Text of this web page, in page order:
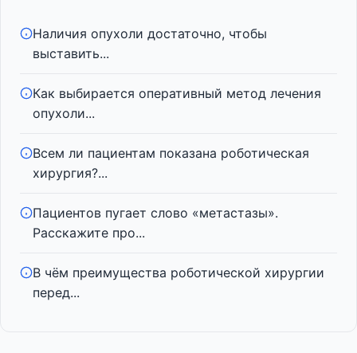
Наличия опухоли достаточно, чтобы
выставить...
Как выбирается оперативный метод лечения
опухоли...
Всем ли пациентам показана роботическая
хирургия?...
Пациентов пугает слово «метастазы».
Расскажите про...
В чём преимущества роботической хирургии
перед...